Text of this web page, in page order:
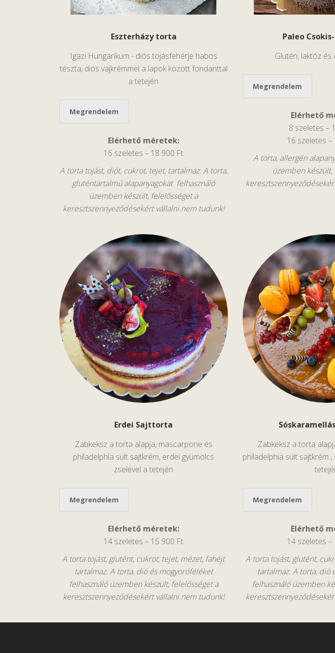
Eszterházy torta
Igazi Hungarikum - diós tojásfehérje habos
tészta, diós vajkrémmel a lapok között fondanttal
a tetején
Megrendelem
Elérhető méretek:
16 szeletes – 18 900 Ft
A torta tojást, diót, cukrot, tejet, tartalmaz. A torta,
gluténtartalmú alapanyagokat felhasználó
üzemben készült, felelősséget a
keresztszennyeződésekért vállalni nem tudunk!
Paleo
Glutén, laktóz
Megrendelem
Elérhető
8 szeletes –
16 szeletes –
A torta, allergén
üzemben
Erdei Sajttorta
Zabkeksz a torta alapja, mascarpone és
philadelphia sült sajtkrém, erdei gyümölcs
zselével a tetején
Megrendelem
Elérhető méretek:
14 szeletes – 15 900 Ft
A torta tojást, glutént, cukrot, tejet, mézet, fahéjt
tartalmaz. A torta, dió és mogyoróféléket
felhasználó üzemben készült, felelősséget a
keresztszennyeződésekért vállalni nem tudunk!
Zabkeksz a torta
philadelphia sült sajtkrém
Megrendelem
Elérhető
14 szeletes –
A torta tojást, glutént,
tartalmaz. A torta, dió
felhasználó üzemben